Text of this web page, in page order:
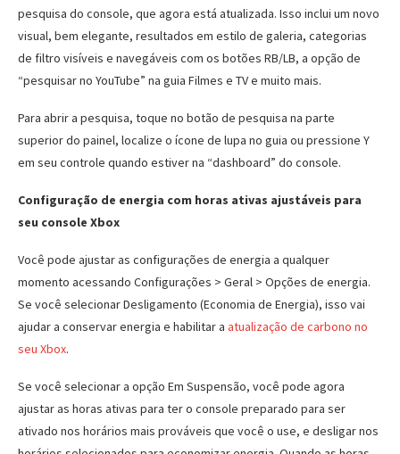
pesquisa do console, que agora está atualizada. Isso inclui um novo
visual, bem elegante, resultados em estilo de galeria, categorias
de filtro visíveis e navegáveis ​​com os botões RB/LB, a opção de
“pesquisar no YouTube” na guia Filmes e TV e muito mais.
Para abrir a pesquisa, toque no botão de pesquisa na parte
superior do painel, localize o ícone de lupa no guia ou pressione Y
em seu controle quando estiver na “dashboard” do console.
Configuração de energia com horas ativas ajustáveis ​​para
seu console Xbox
Você pode ajustar as configurações de energia a qualquer
momento acessando Configurações > Geral > Opções de energia.
Se você selecionar Desligamento (Economia de Energia), isso vai
ajudar a conservar energia e habilitar a atualização de carbono no
seu Xbox.
Se você selecionar a opção Em Suspensão, você pode agora
ajustar as horas ativas para ter o console preparado para ser
ativado nos horários mais prováveis que você o use, e desligar nos